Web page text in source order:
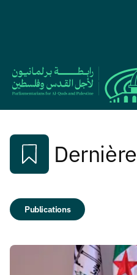
Publications